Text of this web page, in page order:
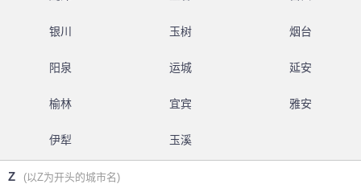
银川 玉树 烟台
阳泉 运城 延安
榆林 宜宾 雅安
伊犁 玉溪
Z (以Z为开头的城市名)